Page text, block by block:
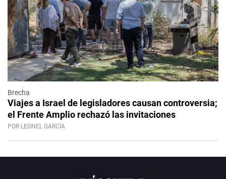
Brecha
Viajes a Israel de legisladores causan controversia;
el Frente Amplio rechazó las invitaciones
POR LEONEL GARCÍA